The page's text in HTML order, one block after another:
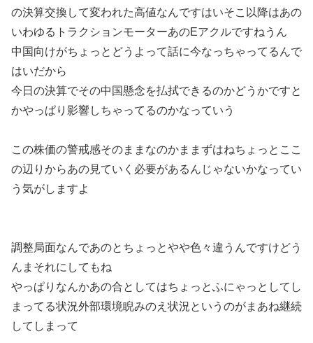
の決算交換して変われた高値なんですはいそこ以降はあの
いわゆるトラクションモーターあのEアクルですねうん
中国向けがちょっとどうよって話に今なっちゃってるんで
はいだから
今日の決算でその中国懸念を払拭できるのかどうかですと
かやっぱり影響しちゃってるのかなっていう
この株価の警戒感そのままなのかままずはねちょっとここ
の辺りからあの見ていく必要があるんじゃないかなってい
う気がしますよ
調整局面なんであのとちょっとやや色々違うんですけどう
んまそれにしてもね
やっぱりなんかあの合としてはちょっとふにゃっとしてし
まってる状況外部環境睨みのえ状況というのがまあね継続
してしまって